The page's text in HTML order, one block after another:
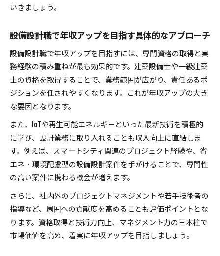
いきましょう。
設備設計職で年収アップを目指す具体的なアプローチ
設備設計職で年収アップを目指すには、専門資格の取得と実
務経験の積み重ねが最も効果的です。建築設備士や一級建築
士の資格を取得することで、業務範囲が広がり、責任あるポ
ジションを任されやすくなります。これが年収アップの大き
な要因となります。
また、IoTや再生可能エネルギーといった最新技術を積極的
に学び、設計業務に取り入れることも収入向上に直結しま
す。例えば、スマートシティ関連のプロジェクト経験や、省
エネ・環境配慮型の設備設計案件を手がけることで、専門性
の高い案件に携わる機会が増えます。
さらに、社内外のプロジェクトマネジメントや若手技術者の
指導など、周囲への貢献度を高めることも評価ポイントとな
ります。資格取得と技術力向上、マネジメント力の三本柱で
市場価値を高め、着実に年収アップを目指しましょう。